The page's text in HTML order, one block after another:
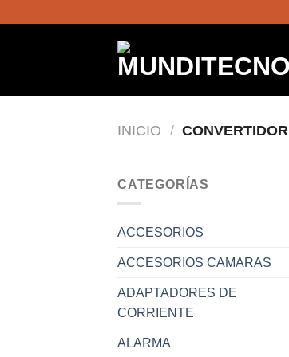
INICIO / CONVERTIDOR
CATEGORÍAS
ACCESORIOS
ACCESORIOS CAMARAS
ADAPTADORES DE
CORRIENTE
ALARMA